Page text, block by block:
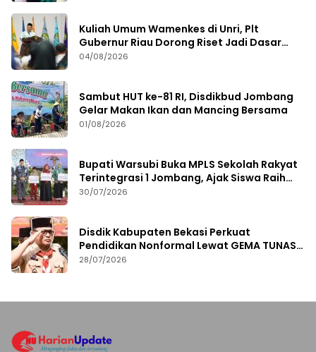
Kuliah Umum Wamenkes di Unri, Plt
Gubernur Riau Dorong Riset Jadi Dasar
Kebijakan Kesehatan
04/08/2026
Sambut HUT ke-81 RI, Disdikbud Jombang
Gelar Makan Ikan dan Mancing Bersama
01/08/2026
Bupati Warsubi Buka MPLS Sekolah Rakyat
Terintegrasi 1 Jombang, Ajak Siswa Raih
Prestasi
30/07/2026
Disdik Kabupaten Bekasi Perkuat
Pendidikan Nonformal Lewat GEMA TUNAS
2026
28/07/2026